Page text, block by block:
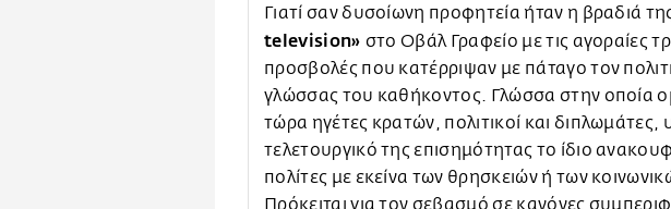
Γιατί σαν δυσοίωνη προφητεία ήταν η βραδιά
television» στο Οβάλ Γραφείο με τις αγοραίες
προσβολές που κατέρριψαν με πάταγο τον
γλώσσας του καθήκοντος. Γλώσσα στην οποία
τώρα ηγέτες κρατών, πολιτικοί και διπλωμάτες,
τελετουργικό της επισημότητας το ίδιο
πολίτες με εκείνα των θρησκειών ή των
Πρόκειται για τον σεβασμό σε κανόνες